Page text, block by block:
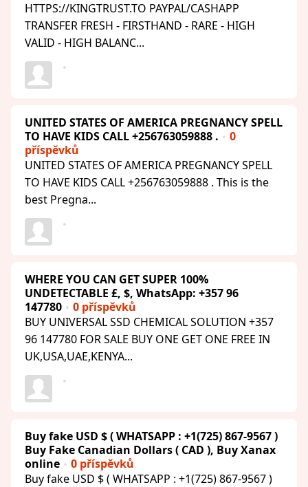
HTTPS://KINGTRUST.TO PAYPAL/CASHAPP
TRANSFER FRESH - FIRSTHAND - RARE - HIGH
VALID - HIGH BALANC...
UNITED STATES OF AMERICA PREGNANCY SPELL
TO HAVE KIDS CALL +256763059888 .
0
příspěvků
UNITED STATES OF AMERICA PREGNANCY SPELL
TO HAVE KIDS CALL +256763059888 . This is the
best Pregna...
WHERE YOU CAN GET SUPER 100%
UNDETECTABLE £, $, WhatsApp: +357 96
147780
0 příspěvků
BUY UNIVERSAL SSD CHEMICAL SOLUTION +357
96 147780 FOR SALE BUY ONE GET ONE FREE IN
UK,USA,UAE,KENYA...
Buy fake USD $ ( WHATSAPP : +1(725) 867-9567 )
Buy Fake Canadian Dollars ( CAD ), Buy Xanax
online
0 příspěvků
Buy fake USD $ ( WHATSAPP : +1(725) 867-9567 )